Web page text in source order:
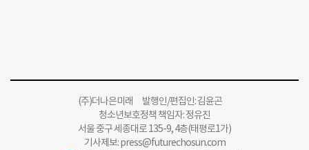
(주)더나은미래 발행인/편집인: 김윤곤
청소년보호정책 책임자: 정유진
서울 중구 세종대로 135-9, 4층(태평로1가)
기사제보:press@futurechosun.com